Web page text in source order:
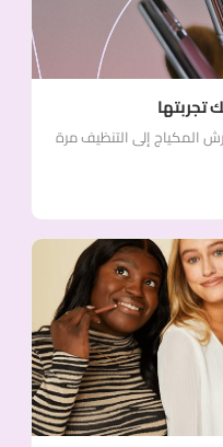
المكياج إلى التنظيف مرة